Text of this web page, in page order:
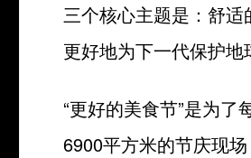
三个核心主题是：舒
更好地为下一代保护地
“更好的美食节”是为
6900平方米的节庆现